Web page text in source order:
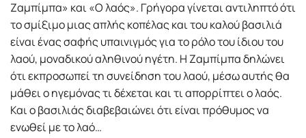
Ζαμπίμπα» και «Ο λαός». Γρήγορα γίνεται αντιληπτό ότι
το σμίξιμο μιας απλής κοπέλας και του καλού βασιλιά
είναι ένας σαφής υπαινιγμός για το ρόλο του ίδιου του
λαού, μοναδικού αληθινού ηγέτη. Η Ζαμπίμπα δηλώνει
ότι εκπροσωπεί τη συνείδηση του λαού, μέσω αυτής θα
μάθει ο ηγεμόνας τι δέχεται και τι απορρίπτει ο λαός.
Και ο βασιλιάς διαβεβαιώνει ότι είναι πρόθυμος να
ενωθεί με το λαό…